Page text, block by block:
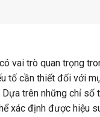
vai trò quan trọng
tố cần thiết đối với
Dựa trên những chỉ số
xác định được hiệu